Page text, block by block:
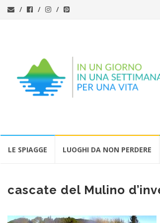
LE SPIAGGE LUOGHI DA NON PERDERE
cascate del Mulino